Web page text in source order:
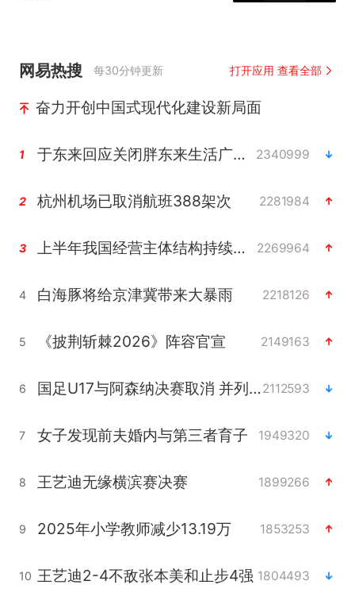
网易热搜 每30分钟更新 打开应用 查看全部
奋力开创中国式现代化建设新局面
1 于东来回应关闭胖东来生活广场店 2340999
2 杭州机场已取消航班388架次 2281984
3 上半年我国经营主体结构持续优化 2269964
4 白海豚将给京津冀带来大暴雨 2218126
5 《披荆斩棘2026》阵容官宣 2149163
6 国足U17与阿森纳决赛取消 并列冠军2112593
7 女子发现前夫婚内与第三者育子 1949320
8 王艺迪无缘横滨赛决赛 1899266
9 2025年小学教师减少13.19万 1853253
10 王艺迪2-4不敌张本美和止步4强 1804493